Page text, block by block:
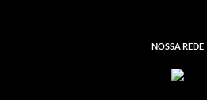
NOSSA REDE